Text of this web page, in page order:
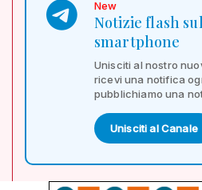
New
Notizie flash
smartphone
Unisciti al nostro
ricevi una notifica
pubblichiamo una
Unisciti al Canale